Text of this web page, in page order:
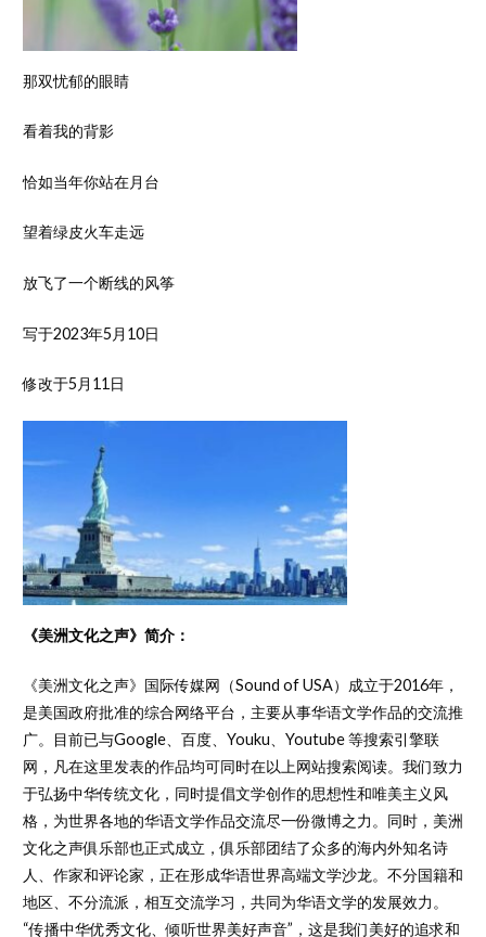
那双忧郁的眼睛
看着我的背影
恰如当年你站在月台
望着绿皮火车走远
放飞了一个断线的风筝
写于2023年5月10日
修改于5月11日
《美洲文化之声》简介：
《美洲文化之声》国际传媒网（Sound of USA）成立于2016年，
是美国政府批准的综合网络平台，主要从事华语文学作品的交流推
广。目前已与Google、百度、Youku、Youtube 等搜索引擎联
网，凡在这里发表的作品均可同时在以上网站搜索阅读。我们致力
于弘扬中华传统文化，同时提倡文学创作的思想性和唯美主义风
格，为世界各地的华语文学作品交流尽一份微博之力。同时，美洲
文化之声俱乐部也正式成立，俱乐部团结了众多的海内外知名诗
人、作家和评论家，正在形成华语世界高端文学沙龙。不分国籍和
地区、不分流派，相互交流学习，共同为华语文学的发展效力。
“传播中华优秀文化、倾听世界美好声音”，这是我们美好的追求和